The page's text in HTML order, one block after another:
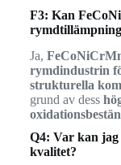
F3: Kan
Ja,
rymdindustrin
strukturella
grund av dess
Q4: Var kan
kvalitet?